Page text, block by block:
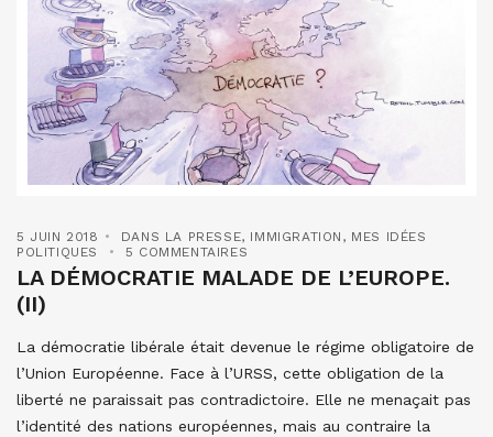
5 JUIN 2018 DANS LA PRESSE, IMMIGRATION , MES IDÉES
POLITIQUES
5 COMMENTAIRES
LA DÉMOCRATIE MALADE DE L’EUROPE.
(II)
La démocratie libérale était devenue le régime obligatoire de
l’Union Européenne. Face à l’URSS, cette obligation de la
liberté ne paraissait pas contradictoire. Elle ne menaçait pas
l’identité des nations européennes, mais au contraire la